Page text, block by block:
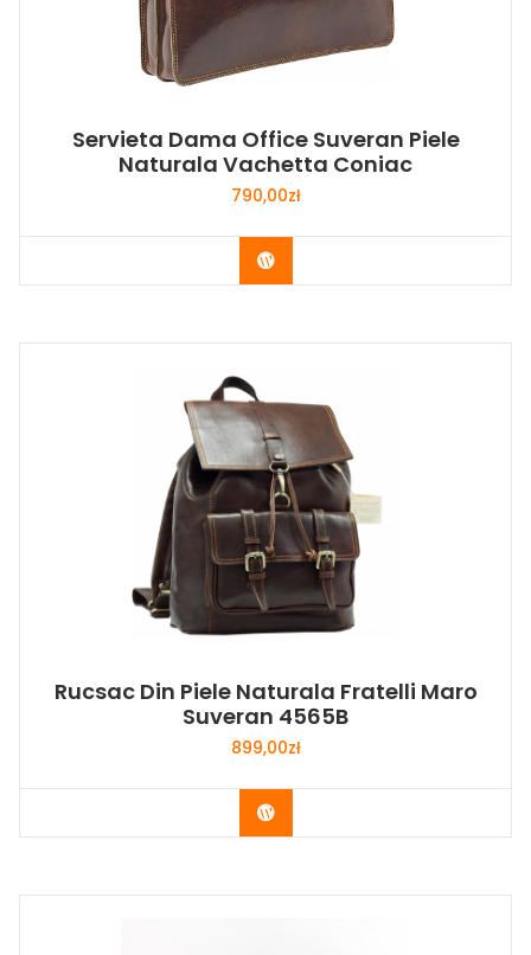
Servieta Dama Office Suveran Piele
Naturala Vachetta Coniac
790,00zł
Buy Now
Rucsac Din Piele Naturala Fratelli Maro
Suveran 4565B
899,00zł
Buy Now